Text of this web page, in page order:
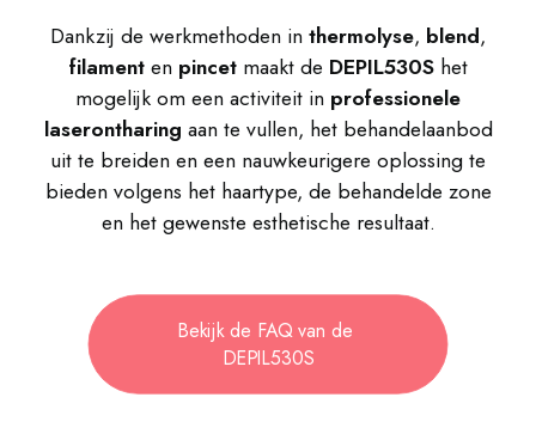
Dankzij de werkmethoden inthermolyse, blend,
filamenten pincetmaakt de DEPIL530Shet
mogelijk om een activiteit in professionele
laserontharing aan te vullen, het behandelaanbod
uit te breiden en een nauwkeurigere oplossing te
bieden volgens het haartype, de behandelde zone
en het gewenste esthetische resultaat.
Bekijk de FAQ van de
DEPIL530S